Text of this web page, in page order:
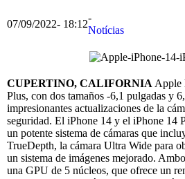
07/09/2022- 18:12
-
Notícias
CUPERTINO, CALIFORNIA Apple
Plus, con dos tamaños -6,1 pulgadas y
impresionantes actualizaciones de la
seguridad. El iPhone 14 y el iPhone 14
un potente sistema de cámaras que
TrueDepth, la cámara Ultra Wide para
un sistema de imágenes mejorado.
una GPU de 5 núcleos, que ofrece un